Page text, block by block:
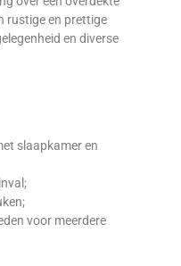
rustige en prettige
en diverse
slaapkamer en
voor meerdere